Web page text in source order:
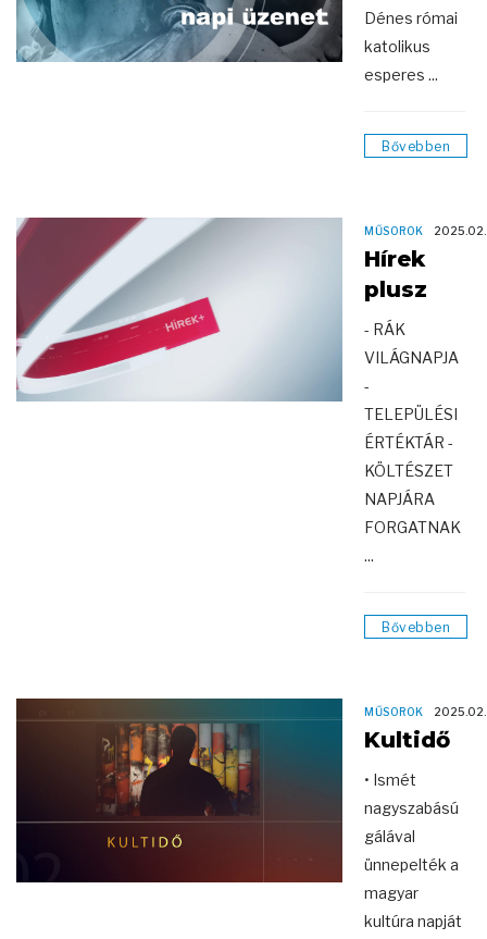
Dénes római
katolikus
esperes ...
Bővebben
MŰSOROK
Hírek
plusz
- RÁK
VILÁGNAPJA
-
TELEPÜLÉSI
ÉRTÉKTÁR -
KÖLTÉSZET
NAPJÁRA
FORGATNAK
...
Bővebben
MŰSOROK
Kultidő
• Ismét
nagyszabású
gálával
ünnepelték a
magyar
kultúra napját